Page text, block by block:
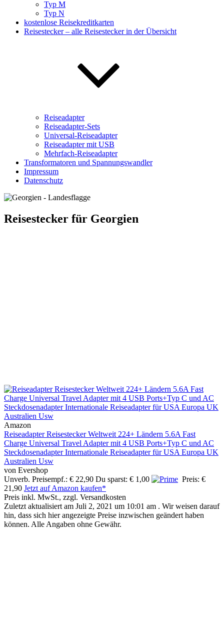
Typ M
Typ N
kostenlose Reisekreditkarten
Reisestecker – alle Reisestecker in der Übersicht
Reiseadapter
Reiseadapter-Sets
Universal-Reiseadapter
Reiseadapter mit USB
Mehrfach-Reiseadapter
Transformatoren und Spannungswandler
Impressum
Datenschutz
Reisestecker für Georgien
Amazon
Reiseadapter Reisestecker Weltweit 224+ Ländern 5.6A Fast
Charge Universal Travel Adapter mit 4 USB Ports+Typ C und AC
Steckdosenadapter Internationale Reiseadapter für USA Europa UK
Australien Usw
von Evershop
Unverb. Preisempf.: € 22,90 Du sparst: € 1,00
Preis: €
21,90 Jetzt auf Amazon kaufen*
Preis inkl. MwSt., zzgl. Versandkosten
Zuletzt aktualisiert am Juli 2, 2021 um 10:01 am . Wir weisen darauf
hin, dass sich hier angezeigte Preise inzwischen geändert haben
können. Alle Angaben ohne Gewähr.